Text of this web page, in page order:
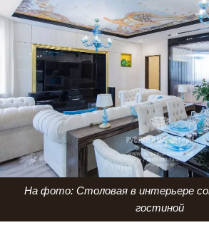
На фото: Столовая в интерьере
гостиной